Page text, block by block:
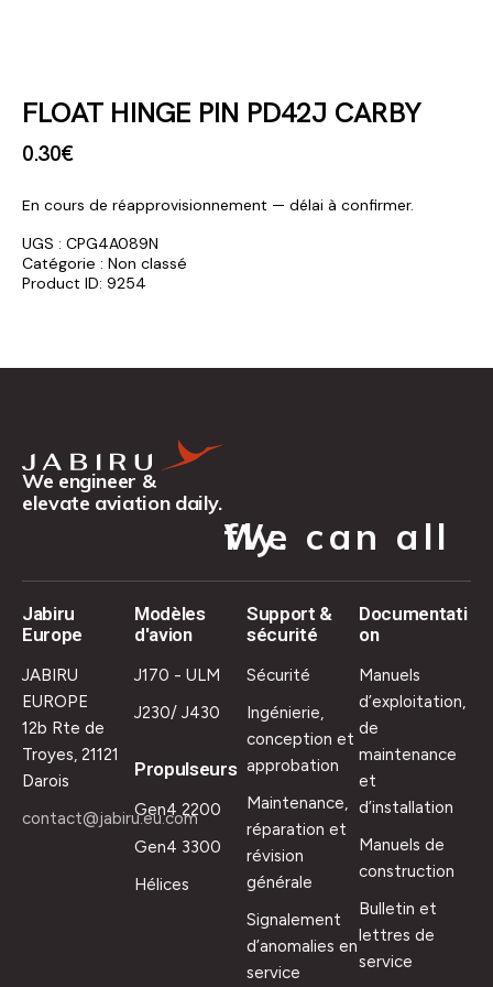
FLOAT HINGE PIN PD42J CARBY
0.30€
En cours de réapprovisionnement — délai à confirmer.
UGS : CPG4A089N
Catégorie : Non classé
Product ID: 9254
We engineer &
elevate aviation daily.
We can all fly.
Jabiru
Europe
JABIRU
EUROPE
12b Rte de
Troyes, 21121
Darois
contact@jabiru.eu.com
Modèles
d'avion
J170 - ULM
J230/ J430
Propulseurs
Gen4 2200
Gen4 3300
Hélices
Support &
sécurité
Sécurité
Ingénierie,
conception et
approbation
Maintenance,
réparation et
révision
générale
Signalement
d’anomalies en
service
Documentati
on
Manuels
d’exploitation,
de
maintenance
et
d’installation
Manuels de
construction
Bulletin et
lettres de
service